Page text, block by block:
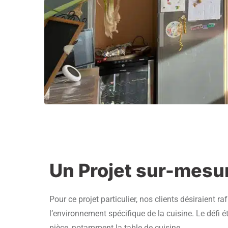
Un Projet sur-
Pour ce projet particulier, nos clients désiraient
l’environnement spécifique de la cuisine. Le